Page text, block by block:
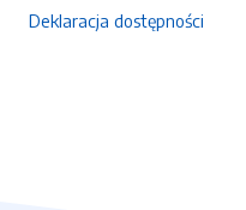
Deklaracja dostępności